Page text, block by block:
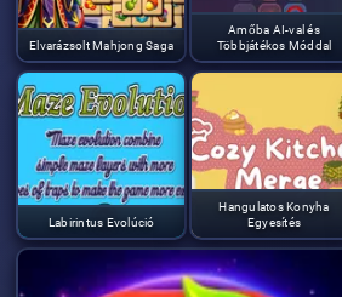
Elvarázsolt Mahjong Saga
Amőba AI-val és
Többjátékos Móddal
Labirintus Evolúció
Hangulatos Konyha
Egyesítés